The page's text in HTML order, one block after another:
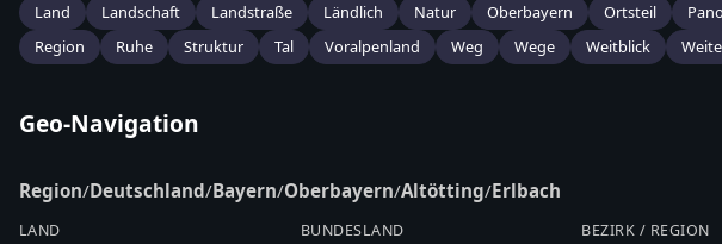
Land
Landschaft Landstraße Ländlich Natur Oberbayern Ortsteil
Region
Ruhe Struktur Tal Voralpenland Weg Wege Weitblick Weite
Geo-Navigation
Region/Deutschland/Bayern/Oberbayern/Altötting/Erlbach
LAND BUNDESLAND BEZIRK / REGION